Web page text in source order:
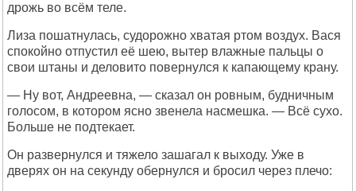
дрожь во всём теле.
Лиза пошатнулась, судорожно хватая ртом воздух. Вася
спокойно отпустил её шею, вытер влажные пальцы о
свои штаны и деловито повернулся к капающему крану.
— Ну вот, Андреевна, — сказал он ровным, будничным
голосом, в котором ясно звенела насмешка. — Всё сухо.
Больше не подтекает.
Он развернулся и тяжело зашагал к выходу. Уже в
дверях он на секунду обернулся и бросил через плечо: